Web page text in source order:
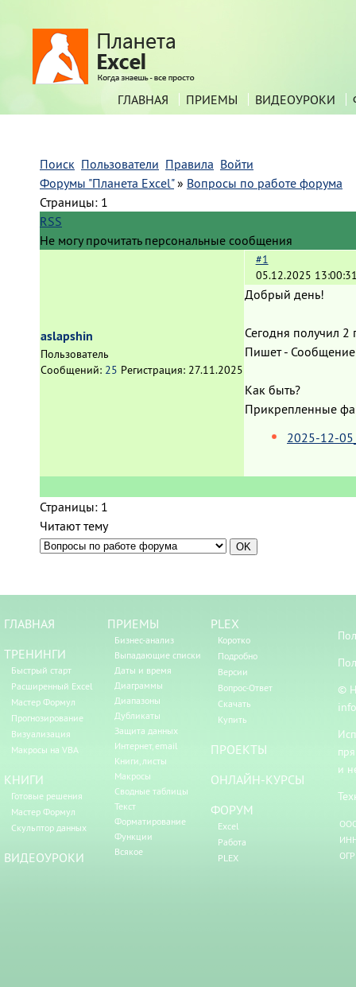
ГЛАВНАЯ ПРИЕМЫ ВИДЕОУРОКИ
Поиск Пользователи Правила Войти
Форумы "Планета Excel" » Вопросы по работе форума
Страницы: 1
RSS
Не могу прочитать персональные сообщения
aslapshin
Пользователь
Сообщений: 25 Регистрация: 27.11.2025
#1
05.12.2025
Добрый день!
Сегодня получил 2
Пишет -
Как быть?
Прикрепленные
2025-12-
Страницы: 1
Читают тему
ГЛАВНАЯ
ТРЕНИНГИ
Быстрый старт
Расширенный Excel
Мастер Формул
Прогнозирование
Визуализация
Макросы на VBA
КНИГИ
Готовые решения
Мастер Формул
Скульптор данных
ВИДЕОУРОКИ
ПРИЕМЫ
Бизнес-анализ
Выпадающие списки
Даты и время
Диаграммы
Диапазоны
Дубликаты
Защита данных
Интернет, email
Книги, листы
Макросы
Сводные таблицы
Текст
Форматирование
Функции
Всякое
PLEX
Коротко
Подробно
Версии
Вопрос-Ответ
Скачать
Купить
ПРОЕКТЫ
ОНЛАЙН-КУРСЫ
ФОРУМ
Excel
Работа
PLEX
©
и